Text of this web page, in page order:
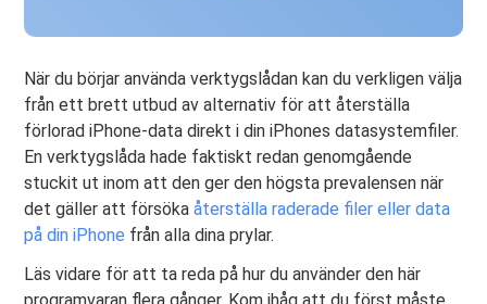
När du börjar använda verktygslådan kan du verkligen välja
från ett brett utbud av alternativ för att återställa
förlorad iPhone-data direkt i din iPhones datasystemfiler.
En verktygslåda hade faktiskt redan genomgående
stuckit ut inom att den ger den högsta prevalensen när
det gäller att försökaåterställa raderade filer eller data
på din iPhone från alla dina prylar.
Läs vidare för att ta reda på hur du använder den här